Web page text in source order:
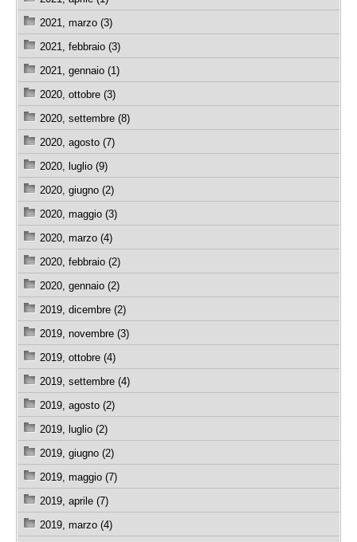
2021, marzo (3)
2021, febbraio (3)
2021, gennaio (1)
2020, ottobre (3)
2020, settembre (8)
2020, agosto (7)
2020, luglio (9)
2020, giugno (2)
2020, maggio (3)
2020, marzo (4)
2020, febbraio (2)
2020, gennaio (2)
2019, dicembre (2)
2019, novembre (3)
2019, ottobre (4)
2019, settembre (4)
2019, agosto (2)
2019, luglio (2)
2019, giugno (2)
2019, maggio (7)
2019, aprile (7)
2019, marzo (4)